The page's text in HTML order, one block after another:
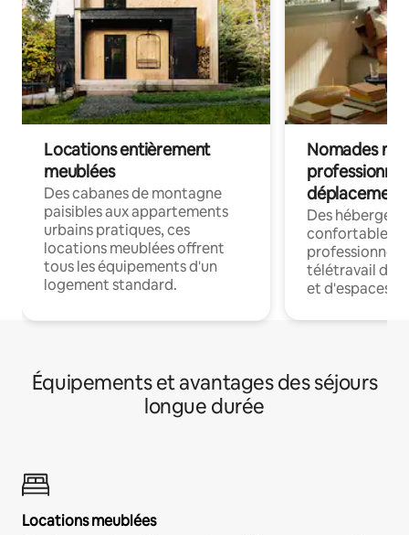
Locations entièrement
meublées
Des cabanes de montagne
paisibles aux appartements
urbains pratiques, ces
locations meublées offrent
tous les équipements d'un
logement standard.
Nomades
déplacement
Des
confortables
professionnels
télétravail
et d'espaces
Équipements et avantages des séjours
longue durée
Locations meublées